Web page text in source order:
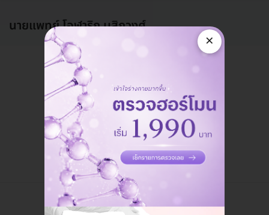
นายแพทย์ โอฬาริก มุสิกวงศ์
แอดมินพร้อมดูแลคุณทุกวันทางไลน์
คุยกับแอดมิน ฟรี!
×